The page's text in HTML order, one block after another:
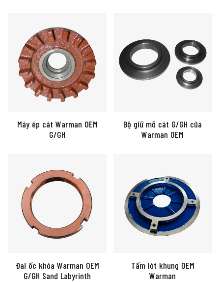
Máy ép cát Warman OEM
G/GH
Bộ giữ mỡ cát G/GH của
Warman OEM
Đai ốc khóa Warman OEM
G/GH Sand Labyrinth
Tấm lót khung OEM
Warman